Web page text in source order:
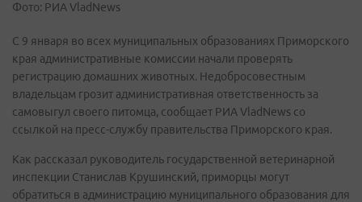
Фото: РИА VladNews
С 9 января во всех муниципальных образованиях Приморского
края административные комиссии начали проверять
регистрацию домашних животных. Недобросовестным
владельцам грозит административная ответственность за
самовыгул своего питомца, сообщает РИА VladNews со
ссылкой на пресс-службу правительства Приморского края.
Как рассказал руководитель государственной ветеринарной
инспекции Станислав Крушинский, приморцы могут
обратиться в администрацию муниципального образования для